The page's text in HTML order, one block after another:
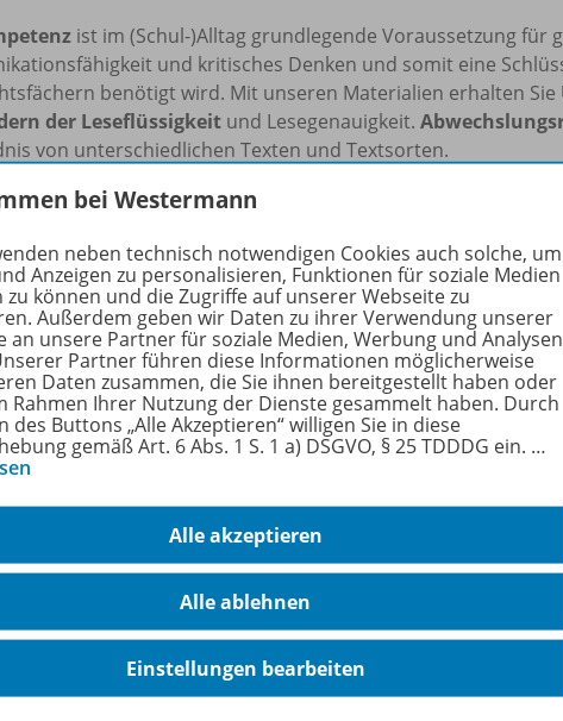
ist im (Schul-)Alltag grundlegende Voraussetzung für
und kritisches Denken und somit eine
benötigt wird. Mit unseren Materialien erhalten Sie
der Leseflüssigkeit und Lesegenauigkeit.
von unterschiedlichen Texten und Textsorten.
Gruppe Veranstaltungen
Webinare
bei Westermann
neben technisch notwendigen Cookies auch solche, um
Anzeigen zu personalisieren, Funktionen für soziale Medien
zu können und die Zugriffe auf unserer Webseite zu
Außerdem geben wir Daten zu ihrer Verwendung unserer
an unsere Partner für soziale Medien, Werbung und Analysen
Partner führen diese Informationen möglicherweise
Daten zusammen, die Sie ihnen bereitgestellt haben oder
Rahmen Ihrer Nutzung der Dienste gesammelt haben. Durch
des Buttons „Alle Akzeptieren“ willigen Sie in diese
gemäß Art. 6 Abs. 1 S. 1 a) DSGVO, § 25 TDDDG ein. …
Alle akzeptieren
Alle ablehnen
Einstellungen bearbeiten